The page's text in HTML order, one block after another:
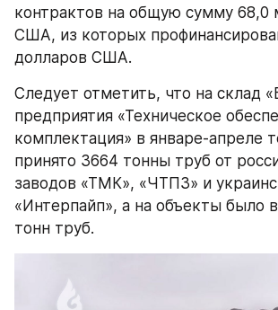
контрактов на общую сумму 68,0
США, из которых
долларов США.
Следует отметить, что на склад
предприятия «Техническое
комплектация» в январе-апреле
принято 3664 тонны труб от
заводов «ТМК», «ЧТПЗ» и
«Интерпайп», а на объекты было
тонн труб.